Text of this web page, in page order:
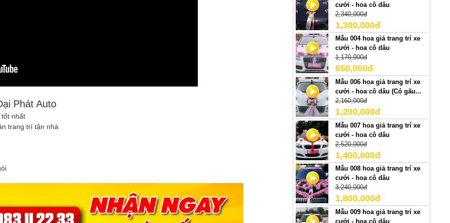
Phát Auto
nhất
trang trí tận nhà
cưới - hoa cô dâu
2,340,000đ
1,300,000đ
Mẫu 004 hoa giả trang trí xe
cưới - hoa cô dâu
1,170,000đ
650,000đ
Mẫu 006 hoa giả trang trí xe
cưới - hoa cô dâu (Có gấu...
2,160,000đ
1,200,000đ
Mẫu 007 hoa giả trang trí xe
cưới - hoa cô dâu
2,520,000đ
1,400,000đ
Mẫu 008 hoa giả trang trí xe
cưới - hoa cô dâu
3,240,000đ
1,800,000đ
Mẫu 009 hoa giả trang trí xe
cưới - hoa cô dâu